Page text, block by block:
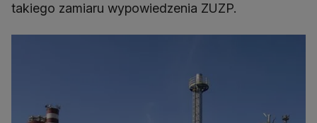
takiego zamiaru wypowiedzenia ZUZP.